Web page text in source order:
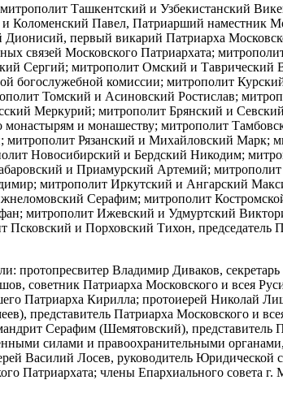
Ташкентский и Узбекистанский
Коломенский Павел, Патриарший наместник
Дионисий, первый викарий Патриарха
связей Московского Патриархата;
Сергий; митрополит Омский и
богослужебной комиссии; митрополит
Томский и Асиновский Ростислав;
Меркурий; митрополит Брянский и
монастырям и монашеству; митрополит
Рязанский и Михайловский Марк;
Новосибирский и Бердский Никодим;
и Приамурский Артемий;
митрополит Иркутский и Ангарский
Серафим; митрополит
митрополит Ижевский и Удмуртский
Псковский и Порховский Тихон,
протопресвитер Владимир Диваков,
советник Патриарха Московского и всея
Патриарха Кирилла; протоиерей Николай
представитель Патриарха Московского и
Серафим (Шемятовский),
силами и правоохранительными
Василий Лосев, руководитель
Патриархата; члены Епархиального